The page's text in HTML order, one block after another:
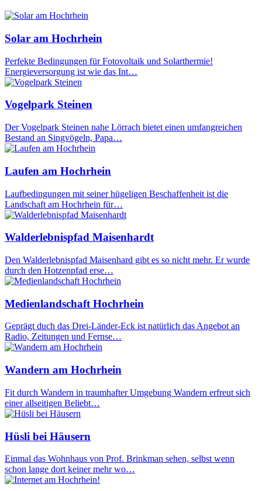
Solar am Hochrhein
Perfekte Bedingungen für Fotovoltaik und Solarthermie!
Energieversorgung ist wie das Int…
Vogelpark Steinen
Der Vogelpark Steinen nahe Lörrach bietet einen umfangreichen
Bestand an Singvögeln, Papa…
Laufen am Hochrhein
Laufbedingungen mit seiner hügeligen Beschaffenheit ist die
Landschaft am Hochrhein für…
Walderlebnispfad Maisenhardt
Den Walderlebnispfad Maisenhard gibt es so nicht mehr. Er wurde
durch den Hotzenpfad erse…
Medienlandschaft Hochrhein
Geprägt duch das Drei-Länder-Eck ist natürlich das Angebot an
Radio, Zeitungen und Fernse…
Wandern am Hochrhein
Fit durch Wandern in traumhafter Umgebung Wandern erfreut sich
einer allseitigen Beliebt…
Hüsli bei Häusern
Einmal das Wohnhaus von Prof. Brinkman sehen, selbst wenn
schon lange dort keiner mehr wo…